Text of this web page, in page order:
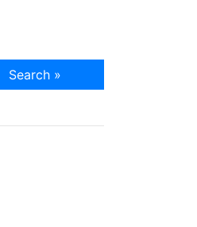
Search »